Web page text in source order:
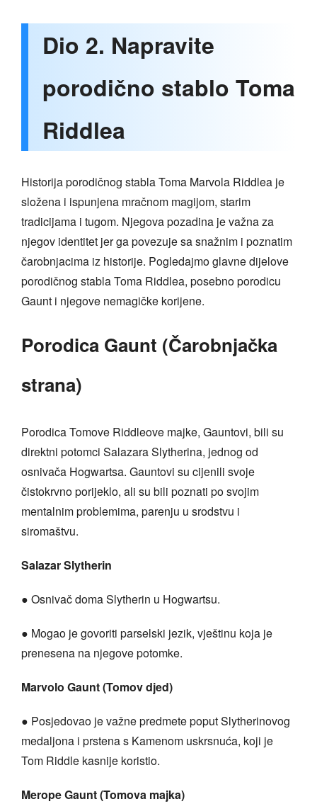
Dio 2. Napravite
porodično stablo Toma
Riddlea
Historija porodičnog stabla Toma Marvola Riddlea je
složena i ispunjena mračnom magijom, starim
tradicijama i tugom. Njegova pozadina je važna za
njegov identitet jer ga povezuje sa snažnim i poznatim
čarobnjacima iz historije. Pogledajmo glavne dijelove
porodičnog stabla Toma Riddlea, posebno porodicu
Gaunt i njegove nemagičke korijene.
Porodica Gaunt (Čarobnjačka
strana)
Porodica Tomove Riddleove majke, Gauntovi, bili su
direktni potomci Salazara Slytherina, jednog od
osnivača Hogwartsa. Gauntovi su cijenili svoje
čistokrvno porijeklo, ali su bili poznati po svojim
mentalnim problemima, parenju u srodstvu i
siromaštvu.
Salazar Slytherin
● Osnivač doma Slytherin u Hogwartsu.
● Mogao je govoriti parselski jezik, vještinu koja je
prenesena na njegove potomke.
Marvolo Gaunt (Tomov djed)
● Posjedovao je važne predmete poput Slytherinovog
medaljona i prstena s Kamenom uskrsnuća, koji je
Tom Riddle kasnije koristio.
Merope Gaunt (Tomova majka)